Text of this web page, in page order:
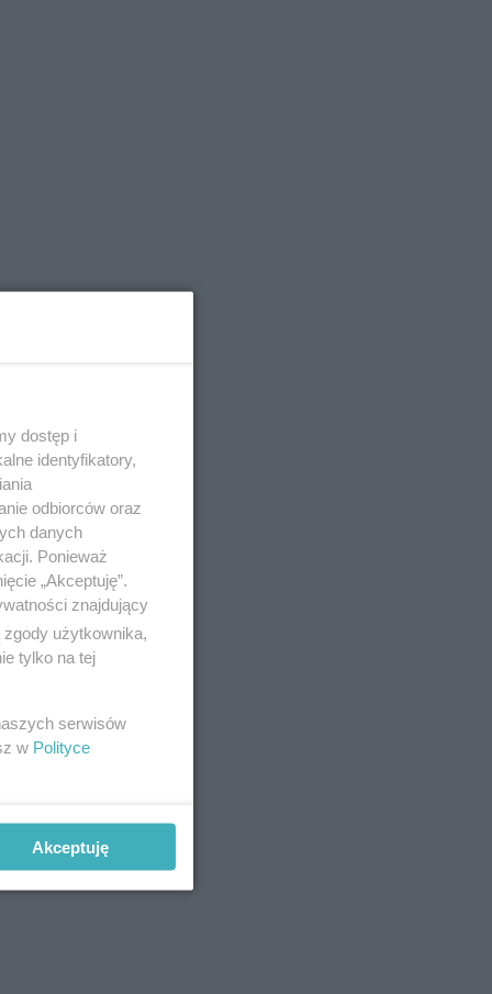
dostęp i
identyfikatory,
odbiorców oraz
danych
Ponieważ
„Akceptuję”.
znajdujący
użytkownika,
tylko na tej
serwisów
w Polityce
Akceptuję